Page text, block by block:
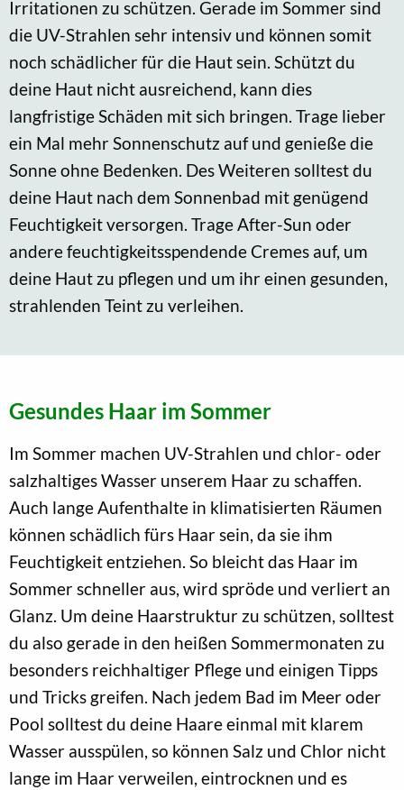
Irritationen zu schützen. Gerade im Sommer sind
die UV-Strahlen sehr intensiv und können somit
noch schädlicher für die Haut sein. Schützt du
deine Haut nicht ausreichend, kann dies
langfristige Schäden mit sich bringen. Trage lieber
ein Mal mehr Sonnenschutz auf und genieße die
Sonne ohne Bedenken. Des Weiteren solltest du
deine Haut nach dem Sonnenbad mit genügend
Feuchtigkeit versorgen. Trage After-Sun oder
andere feuchtigkeitsspendende Cremes auf, um
deine Haut zu pflegen und um ihr einen gesunden,
strahlenden Teint zu verleihen.
Gesundes Haar im Sommer
Im Sommer machen UV-Strahlen und chlor- oder
salzhaltiges Wasser unserem Haar zu schaffen.
Auch lange Aufenthalte in klimatisierten Räumen
können schädlich fürs Haar sein, da sie ihm
Feuchtigkeit entziehen. So bleicht das Haar im
Sommer schneller aus, wird spröde und verliert an
Glanz. Um deine Haarstruktur zu schützen, solltest
du also gerade in den heißen Sommermonaten zu
besonders reichhaltiger Pflege und einigen Tipps
und Tricks greifen. Nach jedem Bad im Meer oder
Pool solltest du deine Haare einmal mit klarem
Wasser ausspülen, so können Salz und Chlor nicht
lange im Haar verweilen, eintrocknen und es